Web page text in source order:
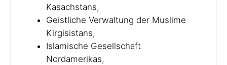
Kasachstans,
Geistliche Verwaltung der Muslime
Kirgisistans,
Islamische Gesellschaft
Nordamerikas,